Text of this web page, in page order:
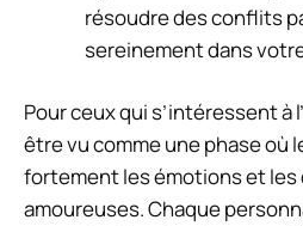
résoudre des conflits
sereinement dans
Pour ceux qui s’intéressent à
être vu comme une phase où
fortement les émotions et les
amoureuses. Chaque